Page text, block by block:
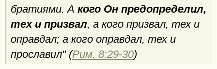
братиями. А кого Он предопределил,
тех и призвал, а кого призвал, тех и
оправдал; а кого оправдал, тех и
прославил" (Рим. 8:29-30)